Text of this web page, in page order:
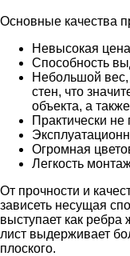
Основные качества
Невысокая
Способность
Небольшой вес,
стен, что
объекта, а
Практически
Огромная
Легкость
От прочности и
зависеть несущая
выступает как
лист выдерживает
плоского.